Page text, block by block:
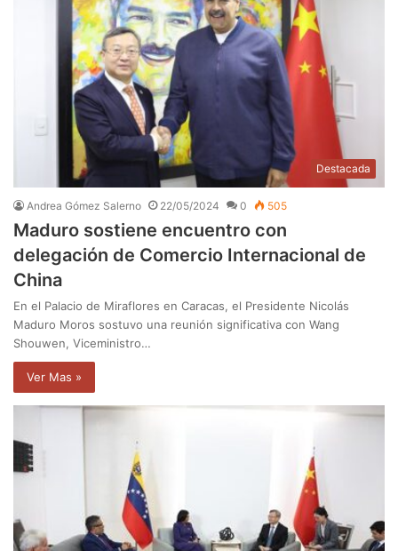
Destacada
Andrea Gómez Salerno 22/05/2024 0 505
Maduro sostiene encuentro con
delegación de Comercio Internacional de
China
En el Palacio de Miraflores en Caracas, el Presidente Nicolás
Maduro Moros sostuvo una reunión significativa con Wang
Shouwen, Viceministro…
Ver Mas »